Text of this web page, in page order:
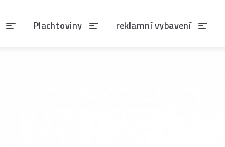
Plachtoviny reklamní vybavení